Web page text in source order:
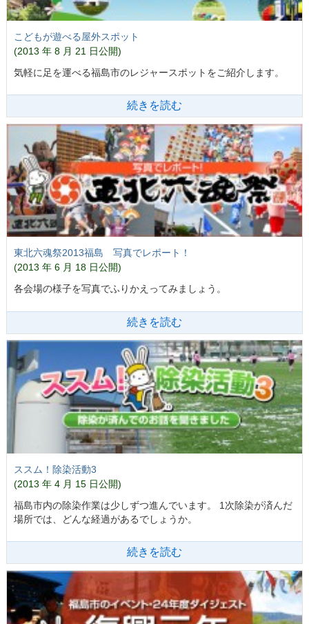
こどもが遊べる屋外スポット
(2013 年 8 月 21 日公開)
気軽に足を運べる福島市のレジャースポットをご紹介します。
続きを読む
東北六魂祭2013福島 写真でレポート！
(2013 年 6 月 18 日公開)
各会場の様子を写真でふりかえってみましょう。
続きを読む
ススム！除染活動3
(2013 年 4 月 15 日公開)
福島市内の除染作業は少しずつ進んでいます。 1次除染が済んだ
場所では、どんな経過があるでしょうか。
続きを読む